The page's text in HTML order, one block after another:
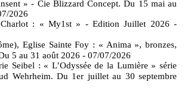
» - Cie Blizzard Concept. Du 15 mai au
2026
Charlot : « My1st » - Edition Juillet 2026 -
Eglise Sainte Foy : « Anima », bronzes,
5 au 31 août 2026 - 07/07/2026
Seibel : « L’Odyssée de la Lumière » série
Wehrheim. Du 1er juillet au 30 septembre